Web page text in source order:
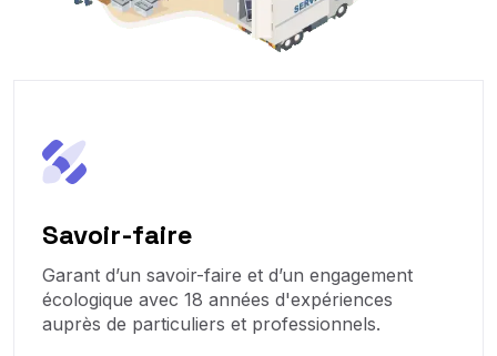
Savoir-faire
Garant d’un savoir-faire et d’un engagement
écologique avec 18 années d'expériences
auprès de particuliers et professionnels.